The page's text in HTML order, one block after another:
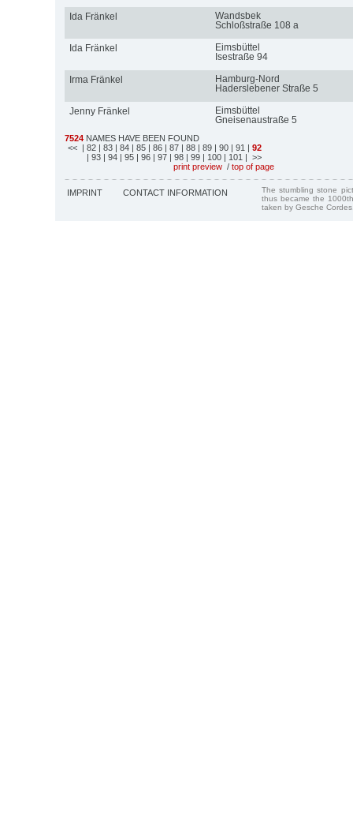
Ida Fränkel
Wandsbek
Schloßstraße 108 a
Ida Fränkel
Eimsbüttel
Isestraße 94
Irma Fränkel
Hamburg-Nord
Haderslebener Straße 5
Jenny Fränkel
Eimsbüttel
Gneisenaustraße 5
7524 NAMES HAVE BEEN FOUND
<< | 82 | 83 | 84 | 85 | 86 | 87 | 88 | 89 | 90 | 91 | 92
| 93 | 94 | 95 | 96 | 97 | 98 | 99 | 100 | 101 | >>
print preview / top of page
IMPRINT CONTACT INFORMATION
The stumbling stone
thus became the
taken by Gesche